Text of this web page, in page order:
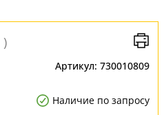
)
Артикул: 730010809
Наличие по запросу